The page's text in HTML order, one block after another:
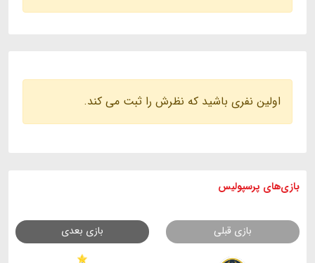
اولین نفری باشید که نظرش را ثبت می کند.
بازی های پرسپولیس
بازی قبلی بازی بعدی